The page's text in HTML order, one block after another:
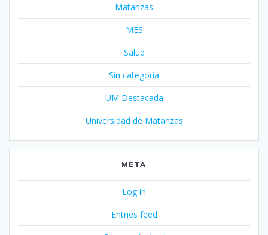
Matanzas
MES
Salud
Sin categoría
UM Destacada
Universidad de Matanzas
META
Log in
Entries feed